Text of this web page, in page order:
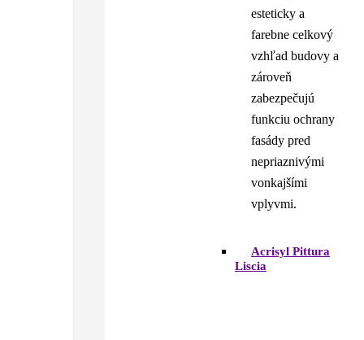
esteticky a
farebne celkový
vzhľad budovy a
zároveň
zabezpečujú
funkciu ochrany
fasády pred
nepriaznivými
vonkajšími
vplyvmi.
Acrisyl Pittura
Liscia